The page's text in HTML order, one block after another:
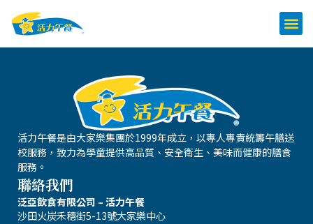
活力午餐是由大家樂集團於1999年成立，以專人專責統籌午膳送
校服務，致力為學童提供高品質、安全衛生、美味而健康的膳食
服務。
聯絡我們
泛亞飲食有限公司 – 活力午餐
沙田火炭禾穗街5-13號大家樂中心